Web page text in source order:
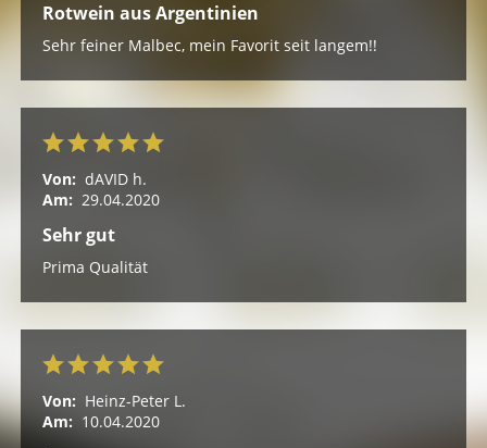
Rotwein aus Argentinien
Sehr feiner Malbec, mein Favorit seit langem!!
Von: dAVID h.
Am: 29.04.2020
Sehr gut
Prima Qualität
Von: Heinz-Peter L.
Am: 10.04.2020